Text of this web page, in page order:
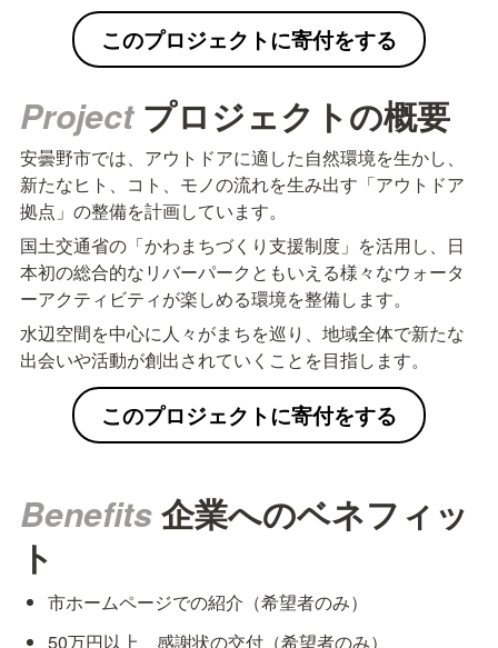
このプロジェクトに寄付をする
Project プロジェクトの概要
安曇野市では、アウトドアに適した自然環境を生かし、
新たなヒト、コト、モノの流れを生み出す「アウトドア
拠点」の整備を計画しています。
国土交通省の「かわまちづくり支援制度」を活用し、日
本初の総合的なリバーパークともいえる様々なウォータ
ーアクティビティが楽しめる環境を整備します。
水辺空間を中心に人々がまちを巡り、地域全体で新たな
出会いや活動が創出されていくことを目指します。
このプロジェクトに寄付をする
Benefits 企業へのベネフィッ
ト
市ホームページでの紹介（希望者のみ）
50万円以上　感謝状の交付（希望者のみ）